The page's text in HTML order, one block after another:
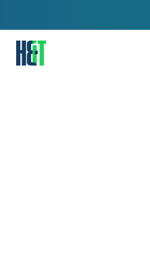
inhoud